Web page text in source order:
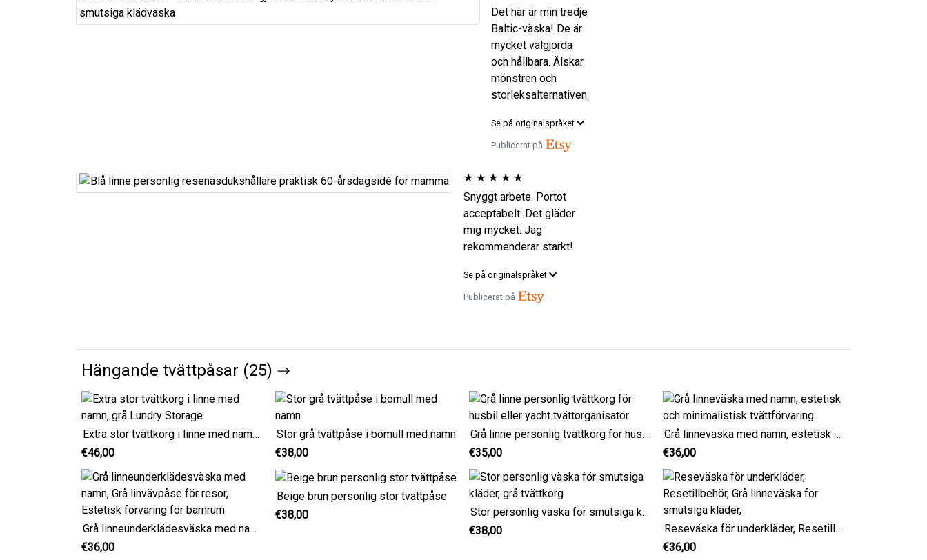
Det här är min tredje
Baltic-väska! De är
mycket välgjorda
och hållbara. Älskar
mönstren och
storleksalternativen.
Se på originalspråket
Publicerat på
★ ★ ★ ★ ★
Snyggt arbete. Portot
acceptabelt. Det gläder
mig mycket. Jag
rekommenderar starkt!
Se på originalspråket
Publicerat på
Hängande tvättpåsar (25)
Extra stor tvättkorg i linne med namn, grå Lundry Storage
€46,00
Stor grå tvättpåse i bomull med namn
€38,00
Grå linne personlig tvättkorg för husbil eller yacht tvättorganisatör
€35,00
Grå linneväska med namn, estetisk och minimalistisk tvättförvaring
€36,00
Grå linneunderklädesväska med namn, Grå linvävpåse för resor, Estetisk förvaring för barnrum
€36,00
Beige brun personlig stor tvättpåse
€38,00
Stor personlig väska för smutsiga kläder, grå tvättkorg
€38,00
Reseväska för underkläder, Resetillbehör, Grå linneväska för smutsiga kläder,
€36,00